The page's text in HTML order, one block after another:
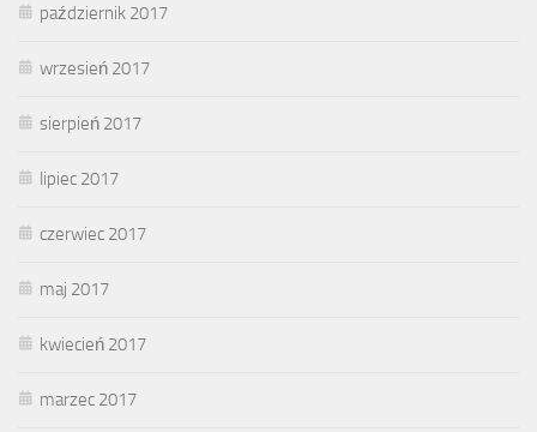
październik 2017
wrzesień 2017
sierpień 2017
lipiec 2017
czerwiec 2017
maj 2017
kwiecień 2017
marzec 2017